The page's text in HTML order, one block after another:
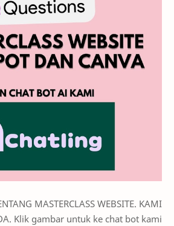
MASTERCLASS WEBSITE. KAMI
Klik gambar untuk ke chat bot kami